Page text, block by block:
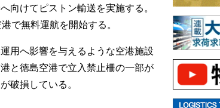
向けてピストン輸送を実施する。
で無料運航を開始する。
用へ影響を与えるような空港施設
と徳島空港で立入禁止柵の一部が
破損している。